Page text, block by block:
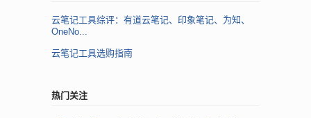
云笔记工具综评：有道云笔记、印象笔记、为知、
OneNo...
云笔记工具选购指南
热门关注